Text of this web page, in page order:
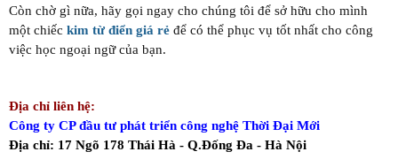
Còn chờ gì nữa, hãy gọi ngay cho chúng tôi để sở hữu cho mình
một chiếc kim từ điển giá rẻ để có thể phục vụ tốt nhất cho công
việc học ngoại ngữ của bạn.
Địa chỉ liên hệ:
Công ty CP đầu tư phát triển công nghệ Thời Đại Mới
Địa chỉ: 17 Ngõ 178 Thái Hà - Q.Đống Đa - Hà Nội